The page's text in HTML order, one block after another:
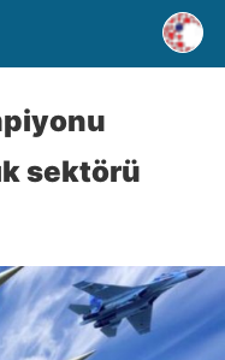
sektörü